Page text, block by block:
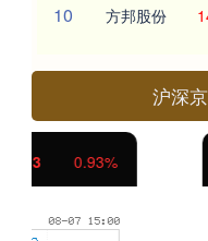
10 方邦股份
沪深
北证50